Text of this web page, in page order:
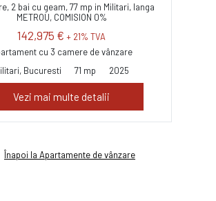
2 bai cu geam, 77 mp in Militari, langa
METROU, COMISION 0%
142,975 € + 21% TVA
cu 3 camere de vânzare
Bucuresti
71 mp 2025
Vezi mai multe detalii
Înapoi la Apartamente de vânzare